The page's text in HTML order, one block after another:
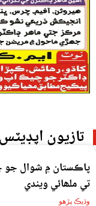
تازيون اپڊيٽس
تي ملھائي ويندي
وڌيڪ پڙهو